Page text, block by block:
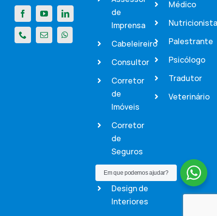
de
Imprensa
Cabeleireiro
Consultor
Corretor
de
Imóveis
Corretor
de
Seguros
Dentista
Design de
Interiores
Médico
Nutricionista
Palestrante
Psicólogo
Tradutor
Veterinário
Em que podemos ajudar?